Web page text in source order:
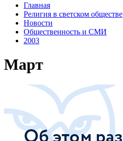
Главная
Религия в светском обществе
Новости
Общественность и СМИ
2003
Март